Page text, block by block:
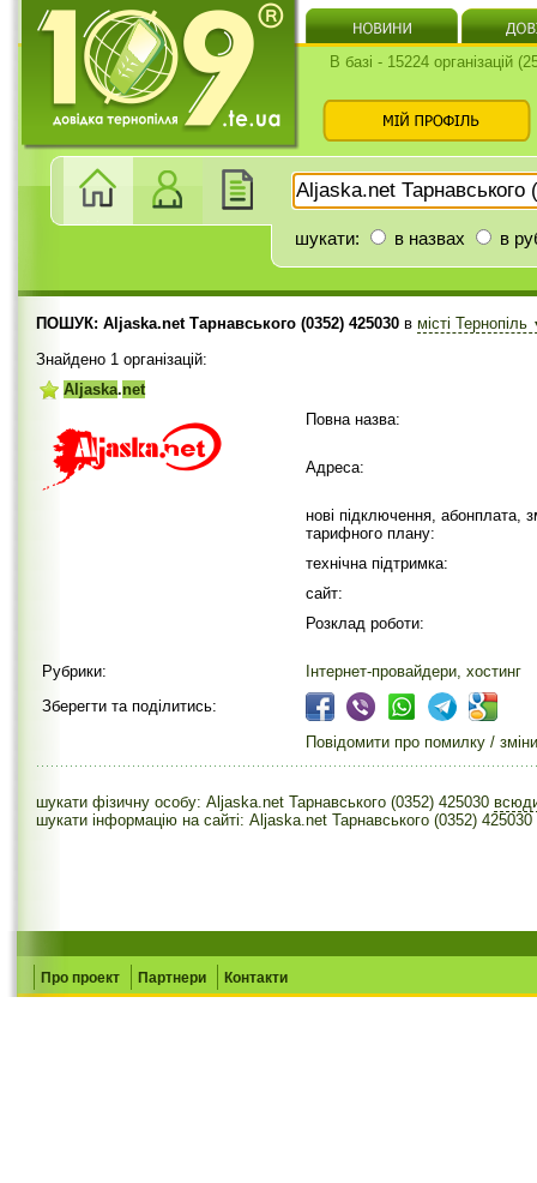
В базі - 15224 організацій
шукати: в назвах в
ПОШУК: Aljaska.net Тарнавського (0352) 425030 в місті Тернопіль
Знайдено 1 організацій:
Aljaska.net
Повна назва:
Адреса:
нові підключення, абонплата,
тарифного плану:
технічна підтримка:
сайт:
Розклад роботи:
Рубрики:
Інтернет-провайдери, хостинг
Зберегти та поділитись:
Повідомити про помилку / зміни
шукати фізичну особу: Aljaska.net Тарнавського (0352) 425030
шукати інформацію на сайті: Aljaska.net Тарнавського (0352) 425030
Про проект Партнери Контакти